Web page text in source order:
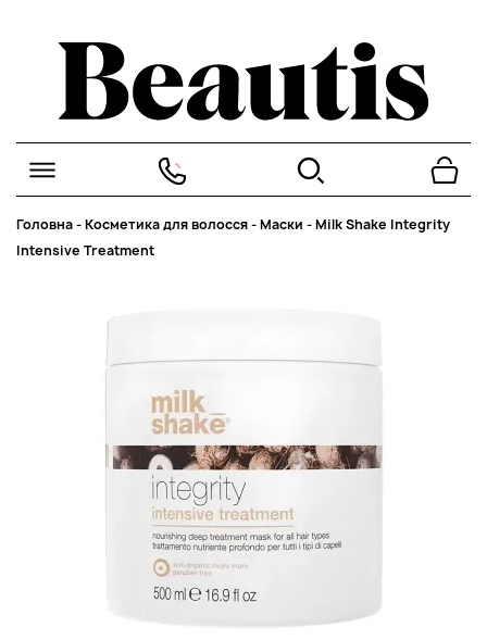
Головна-Косметика для волосся-Маски -Milk Shake Integrity
Intensive Treatment